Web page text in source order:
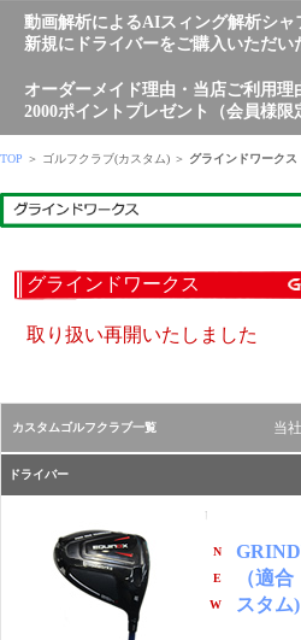
動画解析によるAIスィング解析シャ
新規にドライバーをご購入いただい
オーダーメイド理由・当店ご利用
2000ポイントプレゼント（会員様限
TOP ＞ ゴルフクラブ(カスタム) ＞ グラインドワークス
グラインドワークス
取り扱い再開いたしました
カスタムゴルフクラブ一覧 当
ドライバー
N
E
W
（適
スタム)